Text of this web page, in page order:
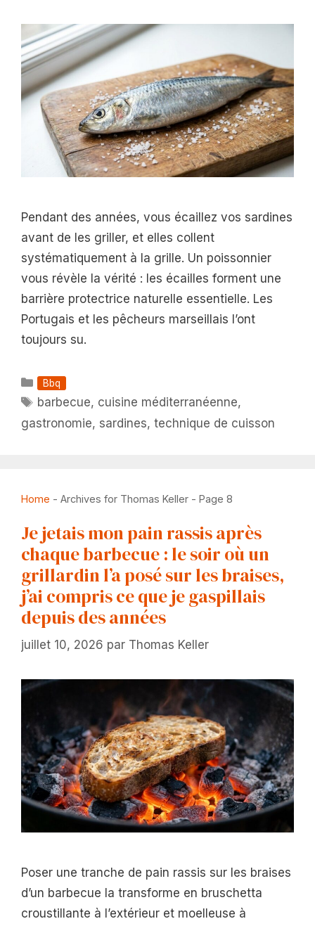
Pendant des années, vous écaillez vos sardines
avant de les griller, et elles collent
systématiquement à la grille. Un poissonnier
vous révèle la vérité : les écailles forment une
barrière protectrice naturelle essentielle. Les
Portugais et les pêcheurs marseillais l’ont
toujours su.
Catégories
Bbq
Étiquettes
barbecue, cuisine méditerranéenne,
gastronomie, sardines, technique de cuisson
Home - Archives for Thomas Keller - Page 8
Je jetais mon pain rassis après
chaque barbecue : le soir où un
grillardin l’a posé sur les braises,
j’ai compris ce que je gaspillais
depuis des années
juillet 10, 2026 par Thomas Keller
Poser une tranche de pain rassis sur les braises
d’un barbecue la transforme en bruschetta
croustillante à l’extérieur et moelleuse à